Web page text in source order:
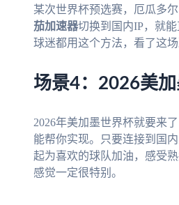
某次世界杯预选赛，厄瓜多
茄加速器切换到国内IP，就
球迷都用这个方法，看了这
场景4：2026美
2026年美加墨世界杯就要来
能帮你实现。只要连接到国
起为喜欢的球队加油，感受
感觉一定很特别。